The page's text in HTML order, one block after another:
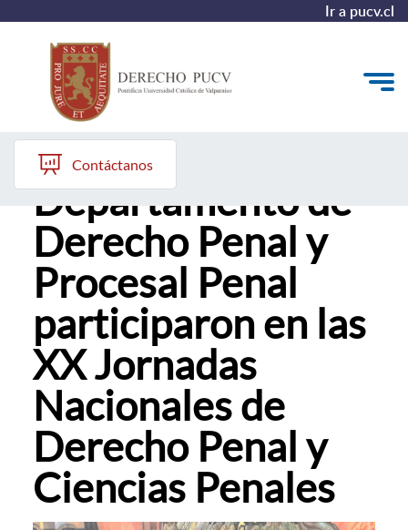
Ir a pucv.cl
Quiénes somos
Estudiantes y Admisión
Postgrados y Formación Continua
Investigación y Biblioteca
Vinculación con el Medio y Alumni
Contáctanos
Profesores del
Departamento de
Derecho Penal y
Procesal Penal
participaron en las
XX Jornadas
Nacionales de
Derecho Penal y
Ciencias Penales